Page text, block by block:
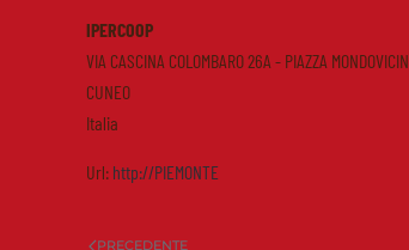
IPERCOOP
VIA CASCINA COLOMBARO 26A - PIAZZA
CUNEO
Italia
Url: http://PIEMONTE
PRECEDENTE